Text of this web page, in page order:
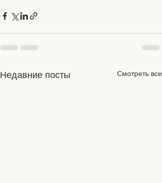
Недавние посты Смотреть все